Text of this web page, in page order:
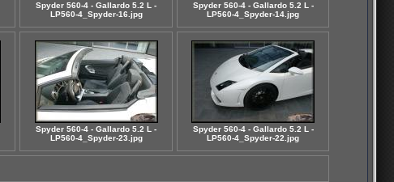
Spyder 560-4 - Gallardo 5.2 L -
LP560-4_Spyder-16.jpg
Spyder 560-4 - Gallardo 5.2 L -
LP560-4_Spyder-14.jpg
Spyder 560-4 - Gallardo 5.2 L -
LP560-4_Spyder-23.jpg
Spyder 560-4 - Gallardo 5.2 L -
LP560-4_Spyder-22.jpg